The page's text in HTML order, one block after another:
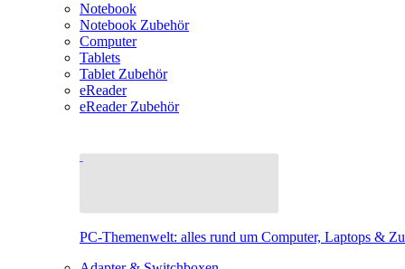
Notebook
Notebook Zubehör
Computer
Tablets
Tablet Zubehör
eReader
eReader Zubehör
PC-Themenwelt: alles rund um Computer, Laptops &